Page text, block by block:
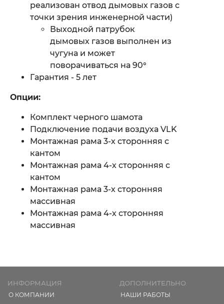
реализован отвод дымовых газов с
точки зрения инженерной части)
Выходной патрубок
дымовых газов выполнен из
чугуна и может
поворачиваться на 90°
Гарантия - 5 лет
Опции:
Комплект черного шамота
Подключение подачи воздуха VLK
Монтажная рама 3-х сторонняя с
кантом
Монтажная рама 4-х сторонняя с
кантом
Монтажная рама 3-х сторонняя
массивная
Монтажная рама 4-х сторонняя
массивная
ИНФОРМАЦИЯ
О КОМПАНИИ
ДОПОЛНИТЕЛЬНО
НАШИ РАБОТЫ